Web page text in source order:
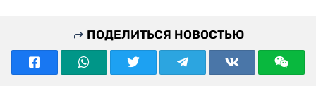
ПОДЕЛИТЬСЯ НОВОСТЬЮ